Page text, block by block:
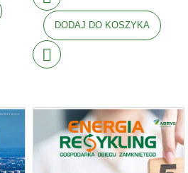
DODAJ DO KOSZYKA